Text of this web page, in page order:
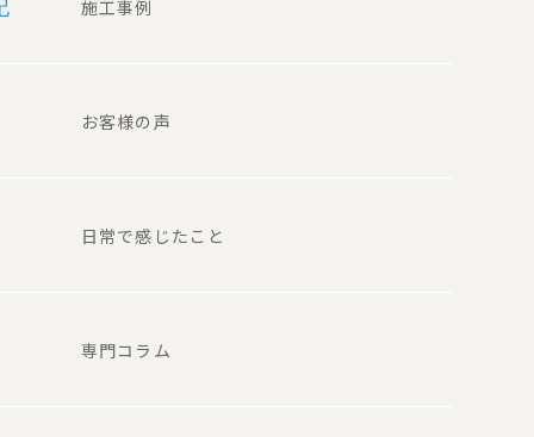
施工事例
お客様の声
日常で感じたこと
専門コラム